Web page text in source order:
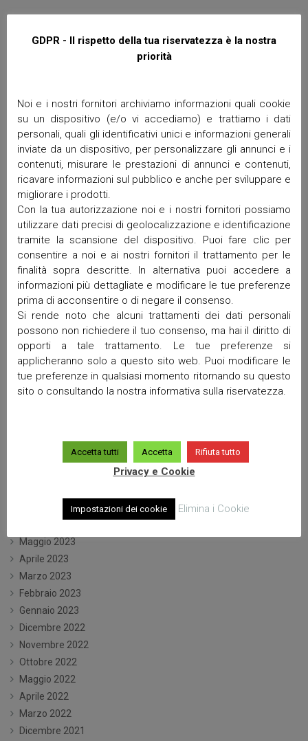
Febbraio 2026
Gennaio 2026
Dicembre 2025
Novembre 2025
Ottobre 2025
Settembre 2025
Maggio 2025
Marzo 2025
Febbraio 2025
Gennaio 2025
Dicembre 2024
Ottobre 2024
Settembre 2024
Luglio 2024
Giugno 2024
Maggio 2024
Gennaio 2024
Dicembre 2023
Maggio 2023
Aprile 2023
Marzo 2023
Febbraio 2023
Gennaio 2023
Dicembre 2022
Novembre 2022
Ottobre 2022
Maggio 2022
Aprile 2022
Marzo 2022
Dicembre 2021
GDPR - Il rispetto della tua riservatezza è la nostra
priorità
Noi e i nostri fornitori archiviamo informazioni quali cookie
su un dispositivo (e/o vi accediamo) e trattiamo i dati
personali, quali gli identificativi unici e informazioni generali
inviate da un dispositivo, per personalizzare gli annunci e i
contenuti, misurare le prestazioni di annunci e contenuti,
ricavare informazioni sul pubblico e anche per sviluppare e
migliorare i prodotti.
Con la tua autorizzazione noi e i nostri fornitori possiamo
utilizzare dati precisi di geolocalizzazione e identificazione
tramite la scansione del dispositivo. Puoi fare clic per
consentire a noi e ai nostri fornitori il trattamento per le
finalità sopra descritte. In alternativa puoi accedere a
informazioni più dettagliate e modificare le tue preferenze
prima di acconsentire o di negare il consenso.
Si rende noto che alcuni trattamenti dei dati personali
possono non richiedere il tuo consenso, ma hai il diritto di
opporti a tale trattamento. Le tue preferenze si
applicheranno solo a questo sito web. Puoi modificare le
tue preferenze in qualsiasi momento ritornando su questo
sito o consultando la nostra informativa sulla riservatezza.
Accetta tutti Accetta Rifiuta tutto
Privacy e Cookie
Impostazioni dei cookie Elimina i Cookie